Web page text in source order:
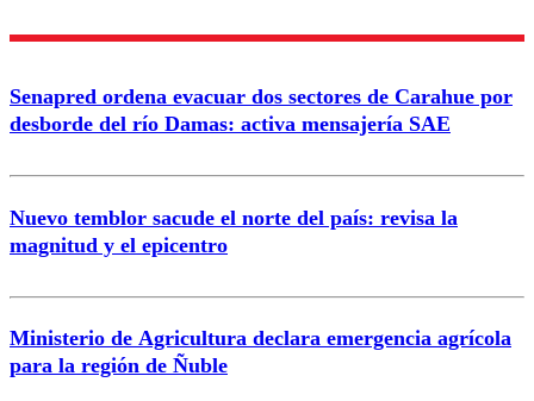
Senapred ordena evacuar dos sectores de Carahue por
desborde del río Damas: activa mensajería SAE
Nuevo temblor sacude el norte del país: revisa la
magnitud y el epicentro
Ministerio de Agricultura declara emergencia agrícola
para la región de Ñuble